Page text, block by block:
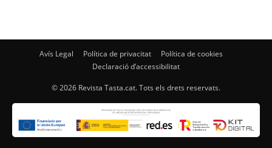
Avís Legal Política de privacitat
Política de cookies
Declaració d’accessibilitat
© 2026 Revista Tasta.cat. Tots els drets reservats.